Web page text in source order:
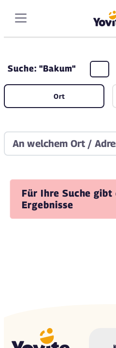
Suche: "Bakum"
Ort
Für Ihre Suche gibt
Ergebnisse